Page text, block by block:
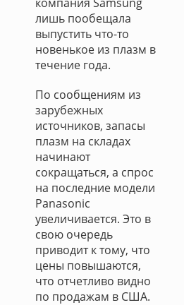
лишь пообещала
выпустить что-то
новенькое из плазм в
течение года.
По сообщениям из
зарубежных
источников, запасы
плазм на складах
начинают
сокращаться, а спрос
на последние модели
Panasonic
увеличивается. Это в
свою очередь
приводит к тому, что
цены повышаются,
что отчетливо видно
по продажам в США.